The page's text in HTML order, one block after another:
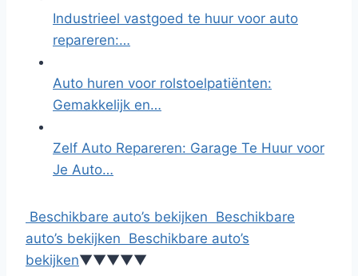
Industrieel vastgoed te huur voor auto
repareren:…
Auto huren voor rolstoelpatiënten:
Gemakkelijk en…
Zelf Auto Repareren: Garage Te Huur voor
Je Auto…
Beschikbare auto’s bekijken Beschikbare
auto’s bekijken Beschikbare auto’s
bekijken▼▼▼▼▼